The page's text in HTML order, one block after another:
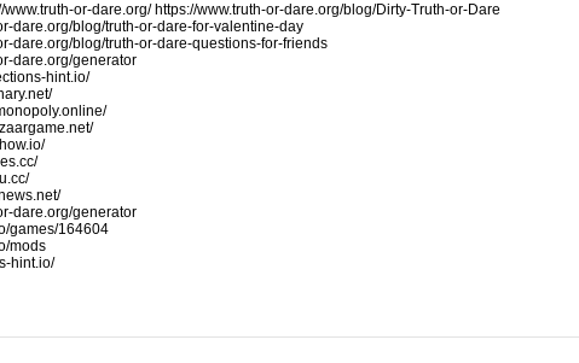
www.truth-or-dare.org/ https://www.truth-or-dare.org/blog/Dirty-Truth-or-Dare
dare.org/blog/truth-or-dare-for-valentine-day
dare.org/blog/truth-or-dare-questions-for-friends
dare.org/generator
hint.io/
dare.org/generator
games/164604
mods
hint.io/